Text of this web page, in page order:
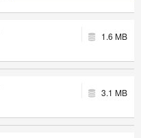
1.6 MB
3.1 MB